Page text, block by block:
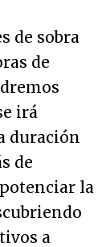
de sobra
de
irá
duración
de
la
a